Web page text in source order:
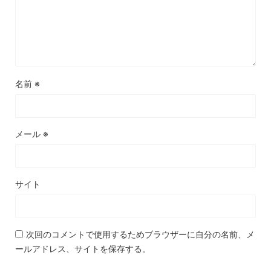
名前 ※
メール ※
サイト
次回のコメントで使用するためブラウザーに自分の名前、メ
ールアドレス、サイトを保存する。